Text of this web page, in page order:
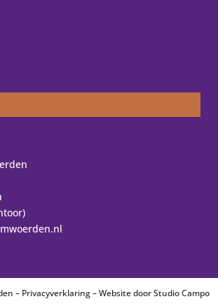
– Privacyverklaring– Website doorStudio Campo